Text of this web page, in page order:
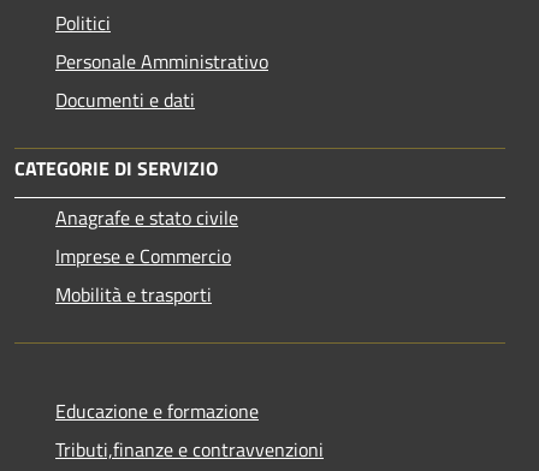
Politici
Personale Amministrativo
Documenti e dati
CATEGORIE DI SERVIZIO
Anagrafe e stato civile
Imprese e Commercio
Mobilità e trasporti
Educazione e formazione
Tributi,finanze e contravvenzioni